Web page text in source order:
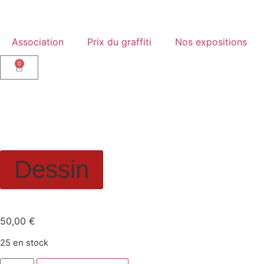
Association Prix du graffiti Nos expositions
0
Dessin
50,00 €
25 en stock